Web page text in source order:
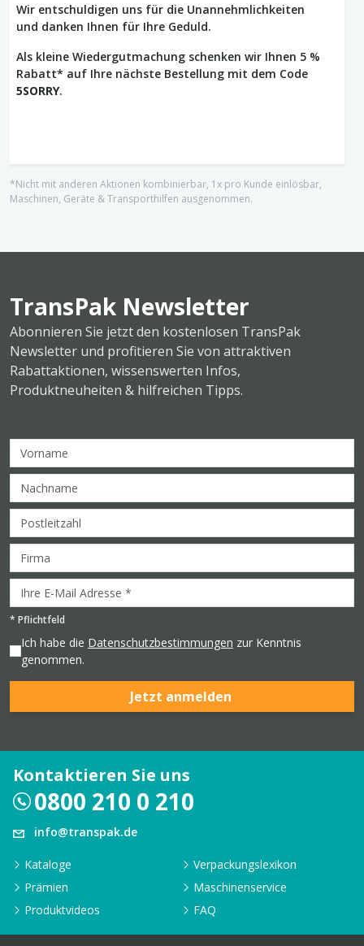
Wir entschuldigen uns für die Unannehmlichkeiten
und danken Ihnen für Ihre Geduld.
Als kleine Wiedergutmachung schenken wir Ihnen 5 %
Rabatt* auf Ihre nächste Bestellung mit dem Code
5SORRY.
*Nicht mit anderen Aktionen kombinierbar, 1x pro Kunde einlösbar,
Maschinen, Geräte & Transporthilfen ausgenommen.
TransPak Newsletter
Abonnieren Sie jetzt den kostenlosen TransPak
Newsletter und profitieren Sie von attraktiven
Rabattaktionen, wissenswerten Infos,
Produktneuheiten & hilfreichen Tipps.
* Pflichtfeld
Ich habe die Datenschutzbestimmungen zur Kenntnis
genommen.
Jetzt anmelden
Kontaktieren Sie uns
0800 210 0 210
info@transpak.de
Kataloge
Verpackungslexikon
Prämien
Maschinenservice
Produktvideos
FAQ